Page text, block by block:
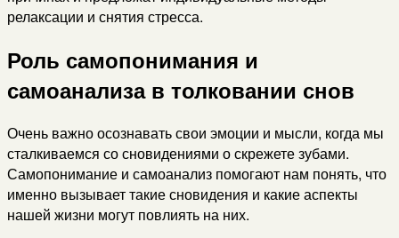
релаксации и снятия стресса.
Роль самопонимания и
самоанализа в толковании снов
Очень важно осознавать свои эмоции и мысли, когда мы
сталкиваемся со сновидениями о скрежете зубами.
Самопонимание и самоанализ помогают нам понять, что
именно вызывает такие сновидения и какие аспекты
нашей жизни могут повлиять на них.